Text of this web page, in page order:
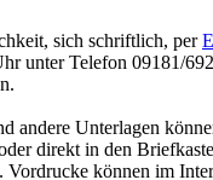
sich schriftlich, per
unter Telefon 09181/
andere Unterlagen
direkt in den
Vordrucke können im
Schule
Eilmeldungen